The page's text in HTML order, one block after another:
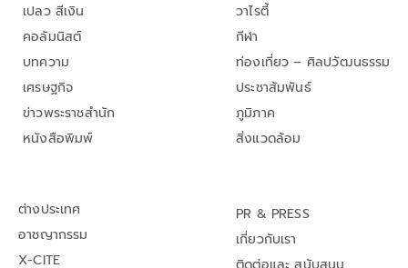
เปลว สีเงิน
คอลัมนิสต์
บทความ
เศรษฐกิจ
ข่าวพระราชสำนัก
หนังสือพิมพ์
วาไรตี้
กีฬา
ท่องเที่ยว – ศิลปวัฒนธรรม
ประชาสัมพันธ์
ภูมิภาค
สิ่งแวดล้อม
ต่างประเทศ
อาชญากรรม
X-CITE
PR & PRESS
เกี่ยวกับเรา